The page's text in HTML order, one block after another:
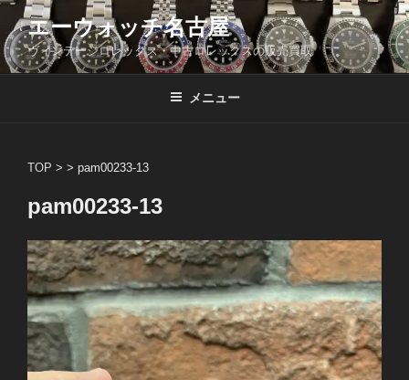
コ
ン
テ
ン
エーウォッチ名古屋
ヴィンテージロレックス・中古ロレックスの販売買取
メニュー
TOP > > pam00233-13
pam00233-13